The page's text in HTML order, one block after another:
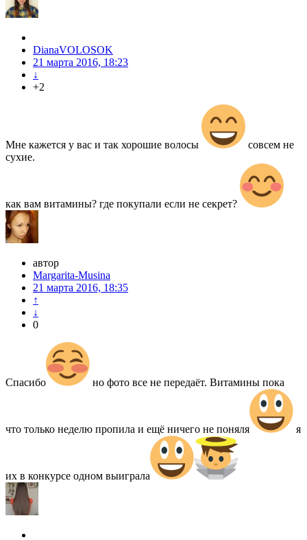
DianaVOLOSOK
21 марта 2016, 18:23
↓
+2
Мне кажется у вас и так хорошие волосы
совсем не
сухие.
как вам витамины? где покупали если не секрет?
автор
Margarita-Musina
21 марта 2016, 18:35
↑
↓
0
Спасибо но фото все не передаёт. Витамины пока
что только неделю пропила и ещё ничего не поняля я
их в конкурсе одном выиграла